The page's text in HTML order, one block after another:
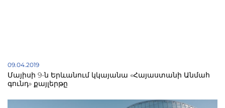
09.04.2019
Մայիսի 9-ն Երևանում կկայանա «Հայաստանի Անմահ
գունդ» քայլերթը